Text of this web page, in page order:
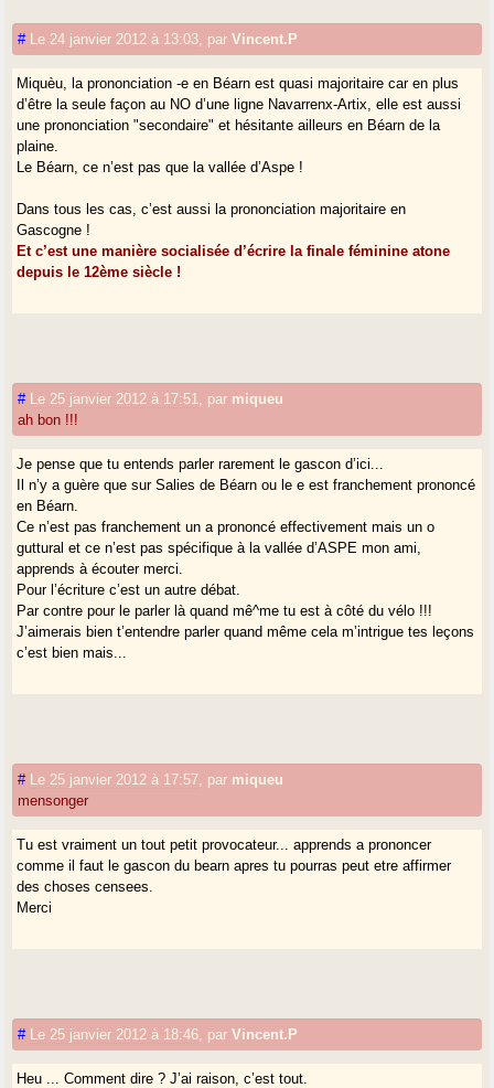
# Le 24 janvier 2012 à 13:03 parVincent.P
Miquèu, la prononciation -e en Béarn est quasi majoritaire car en plus
d’être la seule façon au NO d’une ligne Navarrenx-Artix, elle est aussi
une prononciation "secondaire" et hésitante ailleurs en Béarn de la
plaine.
Le Béarn, ce n’est pas que la vallée d’Aspe !
Dans tous les cas, c’est aussi la prononciation majoritaire en
Gascogne !
Et c’est une manière socialisée d’écrire la finale féminine atone
depuis le 12ème siècle !
# Le 25 janvier 2012 à 17:51 par miqueu
ah bon !!!
Je pense que tu entends parler rarement le gascon d’ici...
Il n’y a guère que sur Salies de Béarn ou le e est franchement prononcé
en Béarn.
Ce n’est pas franchement un a prononcé effectivement mais un o
guttural et ce n’est pas spécifique à la vallée d’ASPE mon ami,
apprends à écouter merci.
Pour l’écriture c’est un autre débat.
Par contre pour le parler là quand mê^me tu est à côté du vélo !!!
J’aimerais bien t’entendre parler quand même cela m’intrigue tes leçons
c’est bien mais...
# Le 25 janvier 2012 à 17:57 par miqueu
mensonger
Tu est vraiment un tout petit provocateur... apprends a prononcer
comme il faut le gascon du bearn apres tu pourras peut etre affirmer
des choses censees.
Merci
# Le 25 janvier 2012 à 18:46 parVincent.P
Heu ... Comment dire ? J’ai raison, c’est tout.